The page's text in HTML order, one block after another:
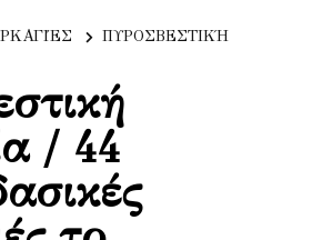
ΠΥΡΟΣΒΕΣΤΙΚΉ
/ 44